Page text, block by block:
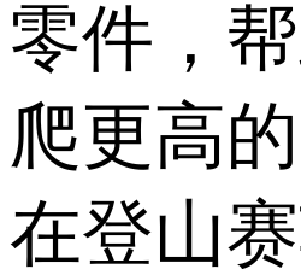
零件，
爬更高
在登山